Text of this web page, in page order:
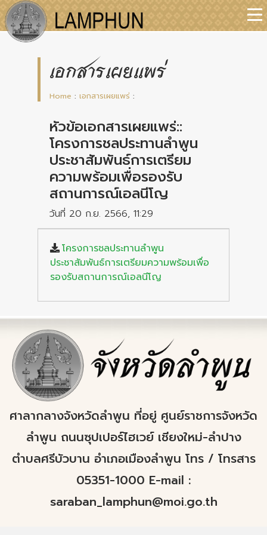
เอกสารเผยแพร่
Home : เอกสารเผยแพร่ :
หัวข้อเอกสารเผยแพร่::
โครงการชลประทานลำพูน
ประชาสัมพันธ์การเตรียม
ความพร้อมเพื่อรองรับ
สถานการณ์เอลนีโญ
วันที่ 20 ก.ย. 2566, 11:29
โครงการชลประทานลำพูน
ประชาสัมพันธ์การเตรียมความพร้อมเพื่อ
รองรับสถานการณ์เอลนีโญ
ศาลากลางจังหวัดลำพูน ที่อยู่ ศูนย์ราชการจังหวัด
ลำพูน ถนนซุปเปอร์ไฮเวย์ เชียงใหม่-ลำปาง
ตำบลศรีบัวบาน อำเภอเมืองลำพูน โทร / โทรสาร
05351-1000 E-mail :
saraban_lamphun@moi.go.th